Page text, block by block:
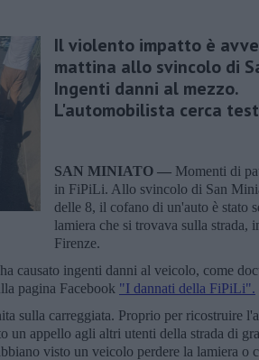
Il violento impatto è
mattina allo svincolo di
Ingenti danni al mezzo.
L'automobilista cerca
SAN MINIATO — Momenti di
in FiPiLi. Allo svincolo di San
delle 8, il cofano di un'auto è stato
lamiera che si trovava sulla strada,
Firenze.
causato ingenti danni al veicolo, come
pagina Facebook "I dannati della FiPiLi".
sulla carreggiata. Proprio per ricostruire
un appello agli altri utenti della strada di
visto un veicolo perdere la lamiera o